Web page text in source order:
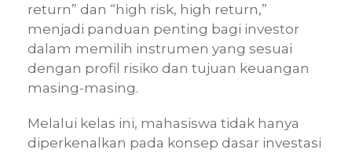
return” dan “high risk, high return,”
menjadi panduan penting bagi investor
dalam memilih instrumen yang sesuai
dengan profil risiko dan tujuan keuangan
masing-masing.
Melalui kelas ini, mahasiswa tidak hanya
diperkenalkan pada konsep dasar investasi